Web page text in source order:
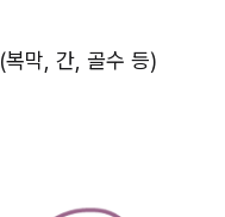
막, 간, 골수 등)